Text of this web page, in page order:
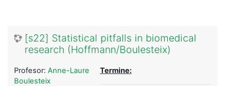
[s22] Statistical pitfalls in biomedical
research (Hoffmann/Boulesteix)
Termine:
Profesor: Anne-Laure
Boulesteix